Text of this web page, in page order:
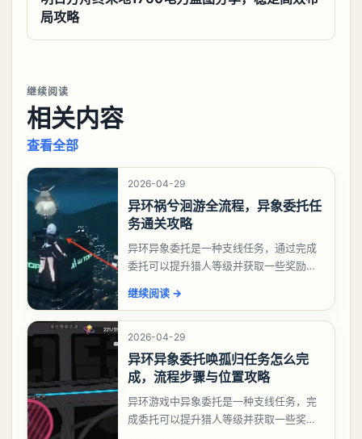
局攻略
继续阅读
相关内容
查看全部
2026-04-29
异环祸兮洄游全流程，异象委托任
务通关攻略
异环异象委托是一种支线任务，通过完成
委托可以提升猎人等级并获取一些奖励，
么做，下面就来告诉大家。异环异象委托
祸兮洄游任务攻略
继续阅读 →
2026-04-29
异环异象委托唤孤归任务怎么完
成，流程步骤与位置攻略
异环游戏中异象委托是一种支线任务，完
成委托可以提升猎人等级并获取一些奖